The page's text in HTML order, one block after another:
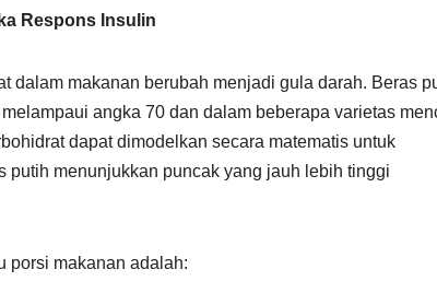
Respons Insulin
dalam makanan berubah menjadi gula darah. Beras
angka 70 dan dalam beberapa varietas
dapat dimodelkan secara matematis untuk
putih menunjukkan puncak yang jauh lebih tinggi
porsi makanan adalah: